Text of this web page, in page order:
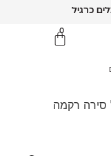
כרגיל
0
סירה רקמה